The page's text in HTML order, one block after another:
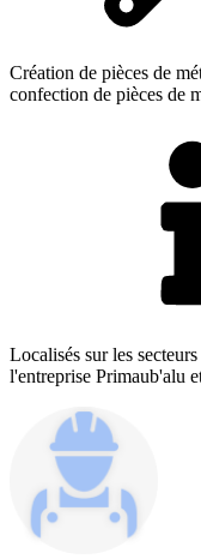
Création de pièces de
confection de pièces de
Localisés sur les
l'entreprise Primaub'alu